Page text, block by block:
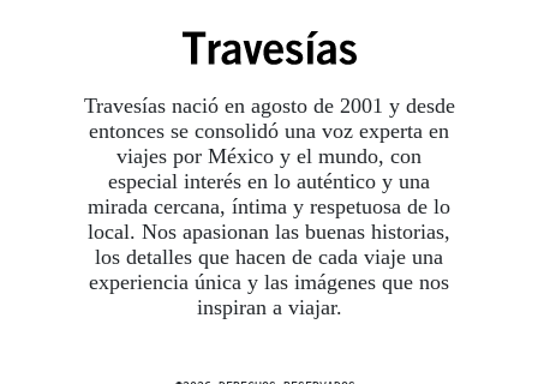
Travesías nació en agosto de 2001 y desde
entonces se consolidó una voz experta en
viajes por México y el mundo, con
especial interés en lo auténtico y una
mirada cercana, íntima y respetuosa de lo
local. Nos apasionan las buenas historias,
los detalles que hacen de cada viaje una
experiencia única y las imágenes que nos
inspiran a viajar.